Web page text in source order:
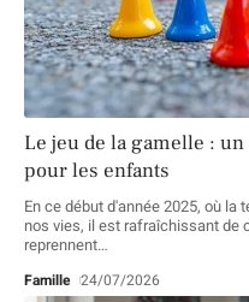
Le jeu de la gamelle :
pour les enfants
En ce début d'année 2025, où
nos vies, il est rafraîchissant de
reprennent…
Famille 24/07/2026